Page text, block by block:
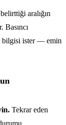
aralığın
Basıncı
bilgisi ister — emin
Tekrar eden